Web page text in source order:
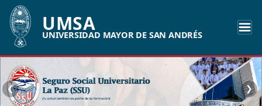
UMSA
UNIVERSIDAD MAYOR DE SAN ANDRÉS
❮ ❯